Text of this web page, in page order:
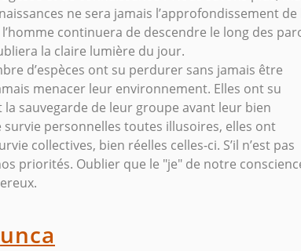
ne sera jamais l’approfondissement de
continuera de descendre le long des
la claire lumière du jour.
d’espèces ont su perdurer sans jamais être
menacer leur environnement. Elles ont su
sauvegarde de leur groupe avant leur bien
survie personnelles toutes illusoires, elles ont
collectives, bien réelles celles-ci. S’il n’est pas
priorités. Oublier que le "je" de notre